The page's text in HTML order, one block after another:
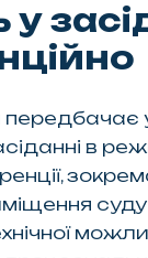
у
передбачає
в